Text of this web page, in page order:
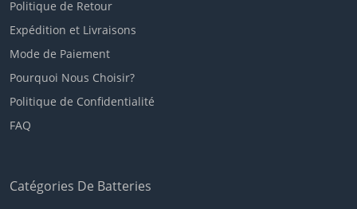
Politique de Retour
Expédition et Livraisons
Mode de Paiement
Pourquoi Nous Choisir?
Politique de Confidentialité
FAQ
Catégories De Batteries